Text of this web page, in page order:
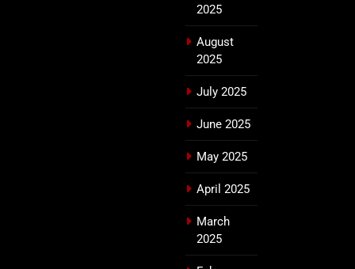
2025
August
2025
July 2025
June 2025
May 2025
April 2025
March
2025